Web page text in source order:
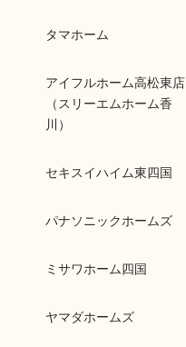
タマホーム
アイフルホーム高松東店
（スリーエムホーム香
川）
セキスイハイム東四国
パナソニックホームズ
ミサワホーム四国
ヤマダホームズ